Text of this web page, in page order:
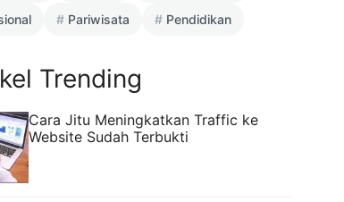
Pariwisata Pendidikan
Trending
Cara Jitu Meningkatkan Traffic ke
Website Sudah Terbukti